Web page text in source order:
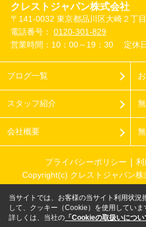
クレストジャパン株式会社
〒141-0032 東京都品川区大崎２丁
電話番号： 0120-301-829
営業時間：10：00～19：30
定休
ブログ一覧
スタッフ紹介
会社概要
プライバシーポリシー 利
Copyright(c) クレストジャパン株
当サイトでは、お客様の当サイト利用状況
して、クッキー（Cookie）を使用していま
詳しくは、当社の 「Cookieの取扱いについ